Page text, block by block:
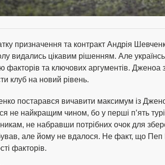
призначення та контракт Андрія
видались цікавим рішенням. Але
факторів та ключових аргументів.
клуб на новий рівень.
постарався вичавити максимум із
не найкращим чином, бо у перші п’ять
не набравши потрібних очок для
але йому не вдалося. Не факт, що Пеп
факторів.